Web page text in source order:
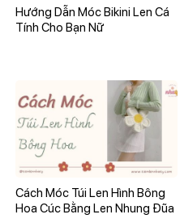
Hướng Dẫn Móc Bikini Len Cá
Tính Cho Bạn Nữ
Cách Móc Túi Len Hình Bông
Hoa Cúc Bằng Len Nhung Đũa